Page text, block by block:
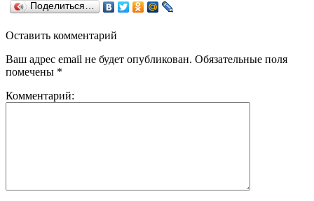
Поделиться…
Оставить комментарий
Ваш адрес email не будет опубликован. Обязательные поля
помечены *
Комментарий: